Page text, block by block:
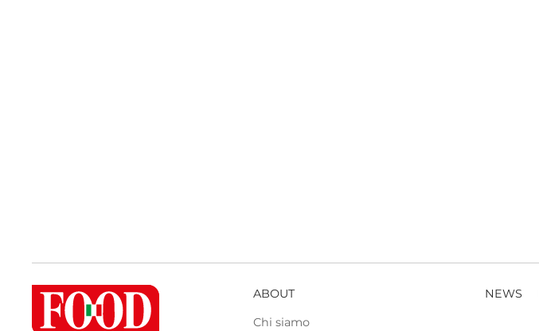
ABOUT
Chi siamo
NEWS